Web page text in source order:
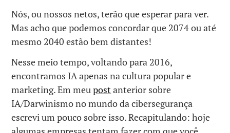
Nós, ou nossos netos, terão que esperar para ver.
Mas acho que podemos concordar que 2074 ou até
mesmo 2040 estão bem distantes!
Nesse meio tempo, voltando para 2016,
encontramos IA apenas na cultura popular e
marketing. Em meupostanterior sobre
IA/Darwinismo no mundo da cibersegurança
escrevi um pouco sobre isso. Recapitulando: hoje